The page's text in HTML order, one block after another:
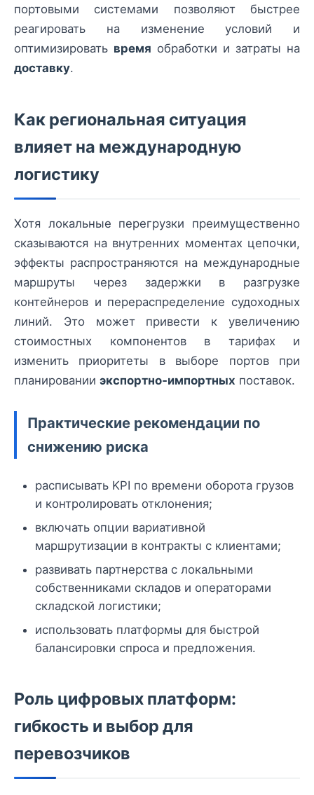
портовыми системами позволяют быстрее
реагировать на изменение условий и
оптимизировать время обработки и затраты на
доставку.
Как региональная ситуация
влияет на международную
логистику
Хотя локальные перегрузки преимущественно
сказываются на внутренних моментах цепочки,
эффекты распространяются на международные
маршруты через задержки в разгрузке
контейнеров и перераспределение судоходных
линий. Это может привести к увеличению
стоимостных компонентов в тарифах и
изменить приоритеты в выборе портов при
планировании экспортно‑импортных поставок.
Практические рекомендации по
снижению риска
расписывать KPI по времени оборота грузов
и контролировать отклонения;
включать опции вариативной
маршрутизации в контракты с клиентами;
развивать партнерства с локальными
собственниками складов и операторами
складской логистики;
использовать платформы для быстрой
балансировки спроса и предложения.
Роль цифровых платформ:
гибкость и выбор для
перевозчиков